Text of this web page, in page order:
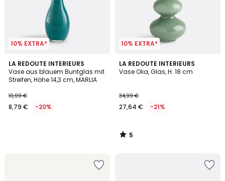
10% EXTRA*
LA REDOUTE INTERIEURS
Vase aus blauem Buntglas mit
Streifen, Höhe 14,3 cm, MARLIA
10,99 €
8,79 € -20%
10% EXTRA*
LA REDOUTE INTERIEURS
Vase Olia, Glas, H. 18 cm
34,99 €
27,64 € -21%
5
/
5
/